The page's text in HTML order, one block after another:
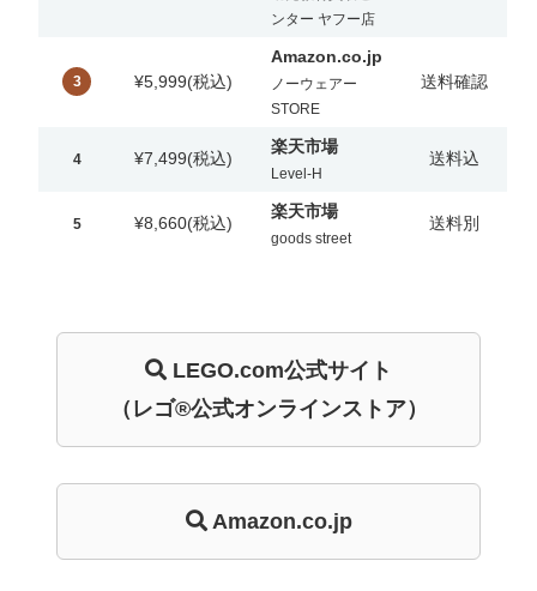
ンター ヤフー店
3 ¥5,999(税込)
Amazon.co.jp
ノーウェアー
STORE
送料確認
4 ¥7,499(税込)
楽天市場
Level-H
送料込
5 ¥8,660(税込)
楽天市場
goods street
送料別
LEGO.com公式サイト
（レゴ®公式オンラインストア）
Amazon.co.jp